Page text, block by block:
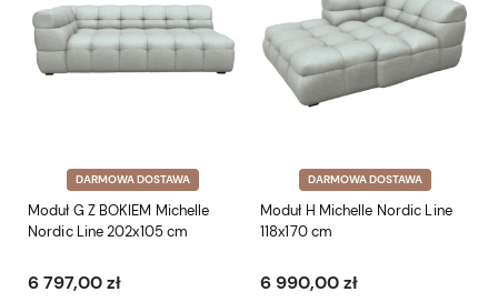
DARMOWA DOSTAWA
Moduł G Z BOKIEM Michelle
Nordic Line 202x105 cm
6 797,00 zł
DARMOWA DOSTAWA
Moduł H Michelle Nordic Line
118x170 cm
6 990,00 zł